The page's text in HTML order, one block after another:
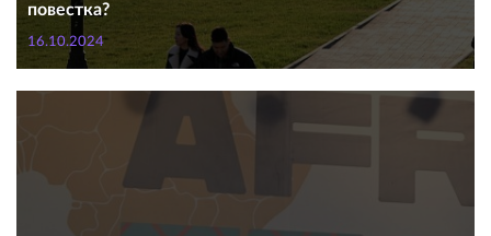
повестка?
16.10.2024